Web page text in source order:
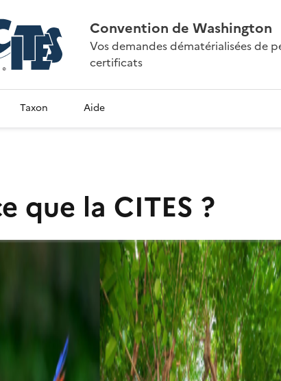
Convention de Washington
Vos demandes dématérialisées de
certificats
Taxon Aide
que la CITES ?